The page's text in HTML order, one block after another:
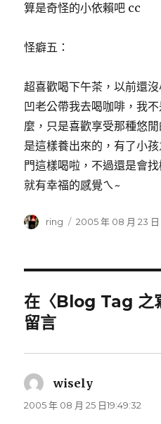
算是奇怪的小依賴吧 cc
怪癖五：
超喜歡喝下午茶，以前還
凹老公帶我去喝咖啡，我
麼，只是喜歡享受那種悠
是這樣養出來的，有了小
門這樣喝啦，不過還是會
就有幸福的感覺ㄟ~
作
ring
發
2005 年 08 月 23 日
在〈Blog Tag 之
留言
wisely
示:
2005 年 08 月 25 日19:49:32